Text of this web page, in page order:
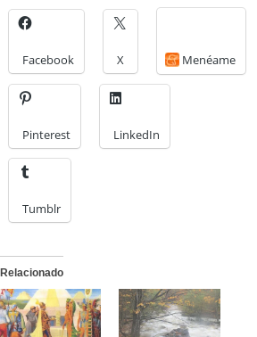
Facebook X Menéame
Pinterest LinkedIn
Tumblr
Relacionado